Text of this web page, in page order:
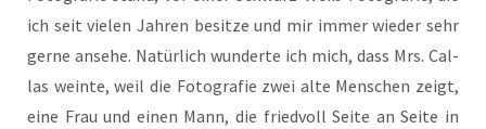
ich seit vie­len Jah­ren besit­ze und mir immer wie­der sehr
ger­ne anse­he. Natür­lich wun­der­te ich mich, dass Mrs. Cal­
las wein­te, weil die Foto­gra­fie zwei alte Men­schen zeigt,
eine Frau und einen Mann, die fried­voll Sei­te an Sei­te in